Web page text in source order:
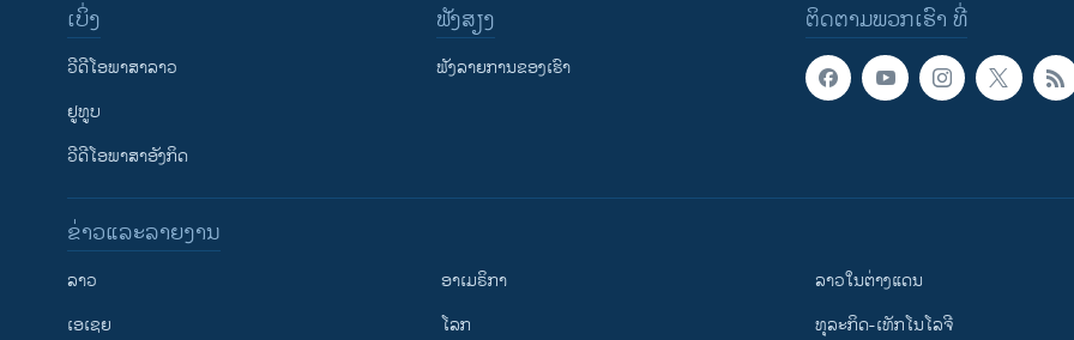
ຕິດຕາມພວກເຮົາ ທີ່
ເບິ່ງ
ວີດີໂອພາສາລາວ
ຢູທູບ
ວີດີໂອພາສາອັງກິດ
ຟັງສຽງ
ຟັງລາຍການຂອງເຮົາ
ຂ່າວແລະລາຍງານ
ລາວ
ເອເຊຍ
ອາເມຣິກາ
ໂລກ
ລາວໃນຕ່າງແດນ
ທຸລະກິດ-ເທັກໂນໂລຈີ